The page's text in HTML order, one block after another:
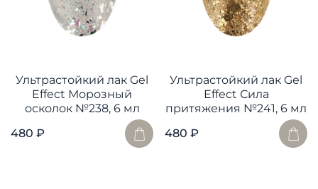
Ультрастойкий лак Gel
Effect Морозный
осколок №238, 6 мл
480 ₽
Ультрастойкий лак Gel
Effect Сила
притяжения №241, 6 мл
480 ₽